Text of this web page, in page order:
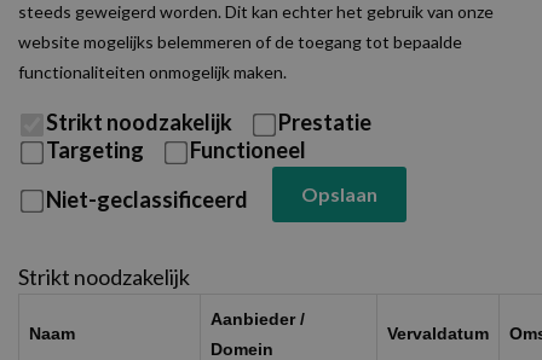
steeds geweigerd worden. Dit kan echter het gebruik van onze
website mogelijks belemmeren of de toegang tot bepaalde
functionaliteiten onmogelijk maken.
Strikt noodzakelijk
Prestatie
Targeting
Functioneel
Niet-geclassificeerd
Opslaan
Strikt noodzakelijk
Naam
Aanbieder /
Domein
Vervaldatum